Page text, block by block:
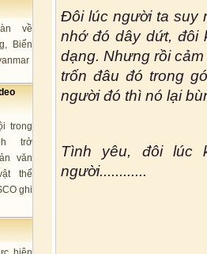
về
Biển
trong
trở
văn
thể
ghi
Đôi lúc người ta suy
nhớ đó dây dứt, đôi
dạng. Nhưng rồi
trốn đâu đó trong
người đó thì nó lại
Tình yêu, đôi lúc
người............